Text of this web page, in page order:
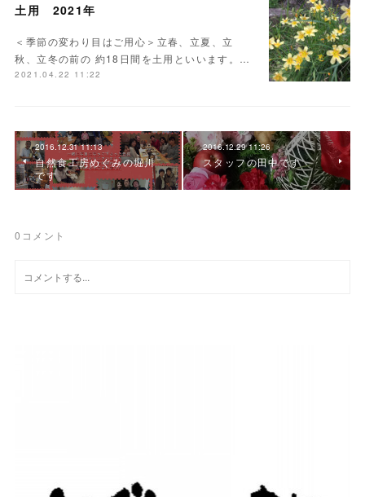
土用 2021年
＜季節の変わり目はご用心＞立春、立夏、立
秋、立冬の前の 約18日間を土用といいます。…
2021.04.22 11:22
2016.12.31 11:13
自然食工房めぐみの堀川
です
2016.12.29 11:26
スタッフの田中です
0 コメント